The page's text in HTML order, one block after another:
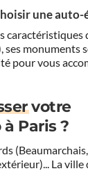
une
caractéristiques
ses monuments
pour vous
votre
Paris ?
La ville